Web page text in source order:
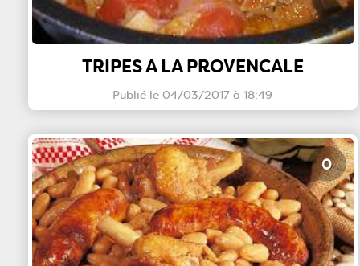
TRIPES A LA PROVENCALE
Publié le 04/03/2017 à 18:49
0